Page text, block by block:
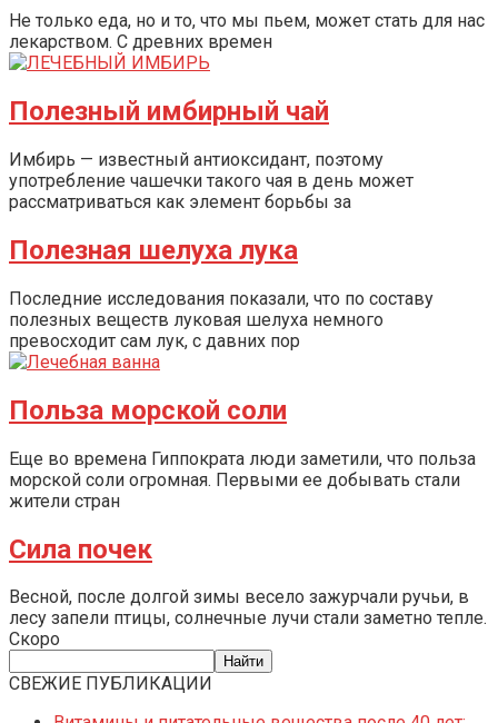
Не только еда, но и то, что мы пьем, может стать для нас
лекарством. С древних времен
Полезный имбирный чай
Имбирь — известный антиоксидант, поэтому
употребление чашечки такого чая в день может
рассматриваться как элемент борьбы за
Полезная шелуха лука
Последние исследования показали, что по составу
полезных веществ луковая шелуха немного
превосходит сам лук, с давних пор
Польза морской соли
Еще во времена Гиппократа люди заметили, что польза
морской соли огромная. Первыми ее добывать стали
жители стран
Сила почек
Весной, после долгой зимы весело зажурчали ручьи, в
лесу запели птицы, солнечные лучи стали заметно тепле.
Скоро
СВЕЖИЕ ПУБЛИКАЦИИ